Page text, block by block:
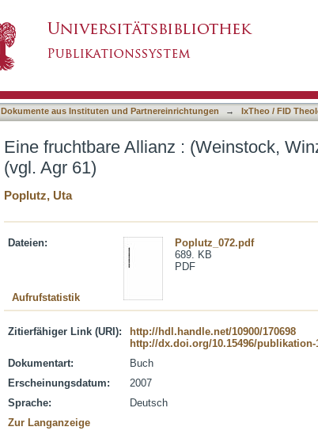
Dokumente aus Instituten und Partnereinrichtungen → IxTheo / FID
Eine fruchtbare Allianz : (Weinstock,
(vgl. Agr 61)
Poplutz, Uta
Dateien:
Poplutz_072.pdf
689. KB
PDF
Aufrufstatistik
Zitierfähiger Link (URI):
http://hdl.handle.net/10900/170698
http://dx.doi.org/10.15496/publikation-
Dokumentart:
Buch
Erscheinungsdatum:
2007
Sprache:
Deutsch
Zur Langanzeige